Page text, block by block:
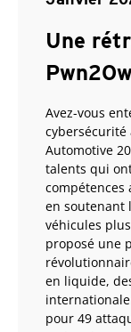
Une
Avez-vous
cybersécurité
Automotive
talents qui
compétences
en soutenant
véhicules
proposé une
en liquide,
pour 49